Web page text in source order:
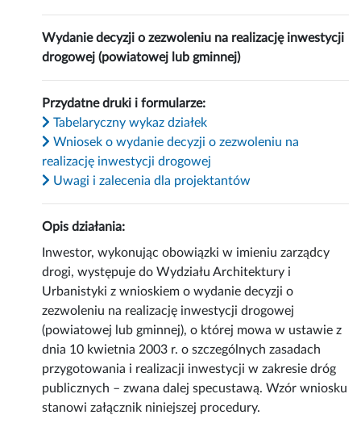
Wydanie decyzji o zezwoleniu na realizację inwestycji
drogowej (powiatowej lub gminnej)
Przydatne druki i formularze:
Tabelaryczny wykaz działek
Wniosek o wydanie decyzji o zezwoleniu na
realizację inwestycji drogowej
Uwagi i zalecenia dla projektantów
Opis działania:
Inwestor, wykonując obowiązki w imieniu zarządcy
drogi, występuje do Wydziału Architektury i
Urbanistyki z wnioskiem o wydanie decyzji o
zezwoleniu na realizację inwestycji drogowej
(powiatowej lub gminnej), o której mowa w ustawie z
dnia 10 kwietnia 2003 r. o szczególnych zasadach
przygotowania i realizacji inwestycji w zakresie dróg
publicznych – zwana dalej specustawą. Wzór wniosku
stanowi załącznik niniejszej procedury.